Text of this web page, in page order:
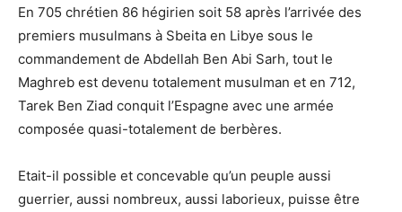
En 705 chrétien 86 hégirien soit 58 après l’arrivée des
premiers musulmans à Sbeita en Libye sous le
commandement de Abdellah Ben Abi Sarh, tout le
Maghreb est devenu totalement musulman et en 712,
Tarek Ben Ziad conquit l’Espagne avec une armée
composée quasi-totalement de berbères.
Etait-il possible et concevable qu’un peuple aussi
guerrier, aussi nombreux, aussi laborieux, puisse être